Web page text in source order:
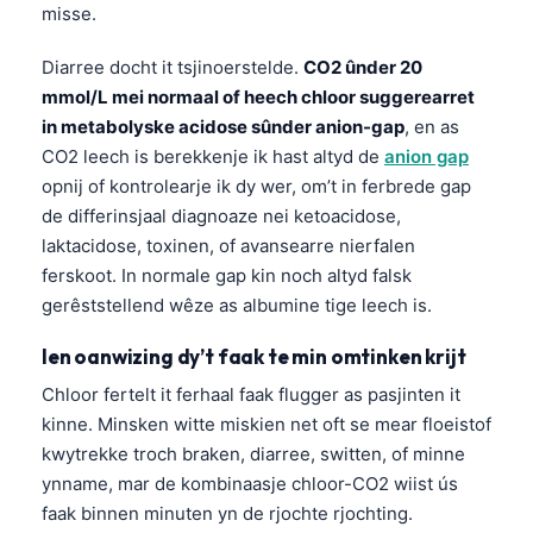
misse.
Diarree docht it tsjinoerstelde. CO2 ûnder 20
mmol/L mei normaal of heech chloor suggerearret
in metabolyske acidose sûnder anion-gap, en as
CO2 leech is berekkenje ik hast altyd de anion gap
opnij of kontrolearje ik dy wer, om’t in ferbrede gap
de differinsjaal diagnoaze nei ketoacidose,
laktacidose, toxinen, of avansearre nierfalen
ferskoot. In normale gap kin noch altyd falsk
gerêststellend wêze as albumine tige leech is.
Ien oanwizing dy’t faak te min omtinken krijt
Chloor fertelt it ferhaal faak flugger as pasjinten it
kinne. Minsken witte miskien net oft se mear floeistof
kwytrekke troch braken, diarree, switten, of minne
ynname, mar de kombinaasje chloor-CO2 wiist ús
faak binnen minuten yn de rjochte rjochting.
Euskara
Gàidhlig
Occitan
العربية المغربية
Монгол
ພາສາລາວ
Basa Jawa
Cebuano
ئۇيغۇرچە
Кыргызча
Татар теле
Беларуская мова